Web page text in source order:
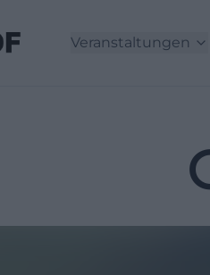
Veranstaltungen